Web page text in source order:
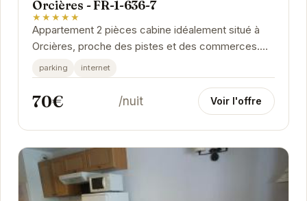
Orcières - FR-1-636-7
★★★★★
Appartement 2 pièces cabine idéalement situé à
Orcières, proche des pistes et des commerces.
Cet appartement tout équipé peut accueillir...
parking internet
70€ /nuit Voir l'offre